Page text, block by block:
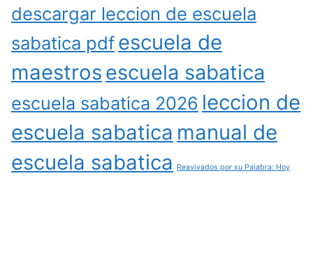
descargar leccion de escuela
sabatica pdfescuela de
maestros escuela sabatica
escuela sabatica 2026 leccion de
escuela sabatica manual de
escuela sabatica
Reavivados por su Palabra: Hoy